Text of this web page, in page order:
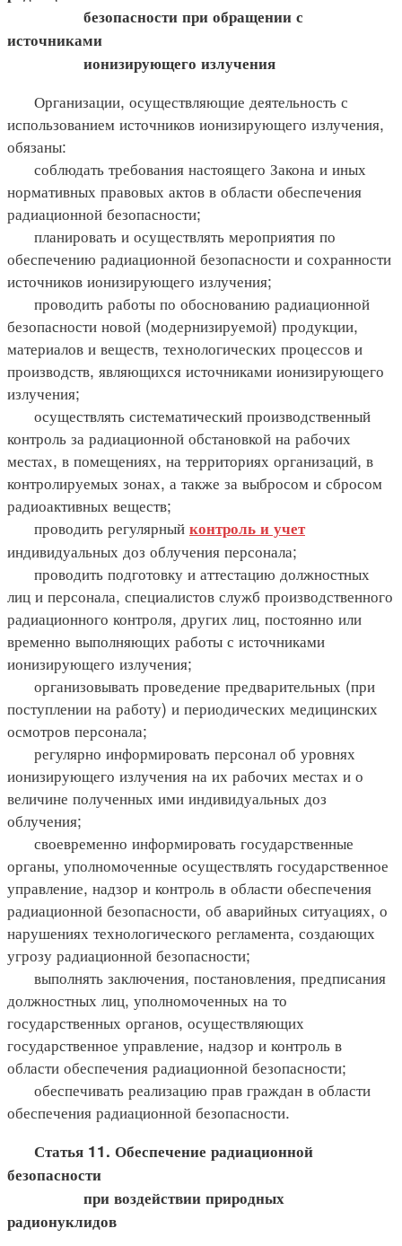
безопасности при обращении с
источниками
ионизирующего излучения
Организации, осуществляющие деятельность с
использованием источников ионизирующего излучения,
обязаны:
соблюдать требования настоящего Закона и иных
нормативных правовых актов в области обеспечения
радиационной безопасности;
планировать и осуществлять мероприятия по
обеспечению радиационной безопасности и сохранности
источников ионизирующего излучения;
проводить работы по обоснованию радиационной
безопасности новой (модернизируемой) продукции,
материалов и веществ, технологических процессов и
производств, являющихся источниками ионизирующего
излучения;
осуществлять систематический производственный
контроль за радиационной обстановкой на рабочих
местах, в помещениях, на территориях организаций, в
контролируемых зонах, а также за выбросом и сбросом
радиоактивных веществ;
проводить регулярный контроль и учет
индивидуальных доз облучения персонала;
проводить подготовку и аттестацию должностных
лиц и персонала, специалистов служб производственного
радиационного контроля, других лиц, постоянно или
временно выполняющих работы с источниками
ионизирующего излучения;
организовывать проведение предварительных (при
поступлении на работу) и периодических медицинских
осмотров персонала;
регулярно информировать персонал об уровнях
ионизирующего излучения на их рабочих местах и о
величине полученных ими индивидуальных доз
облучения;
своевременно информировать государственные
органы, уполномоченные осуществлять государственное
управление, надзор и контроль в области обеспечения
радиационной безопасности, об аварийных ситуациях, о
нарушениях технологического регламента, создающих
угрозу радиационной безопасности;
выполнять заключения, постановления, предписания
должностных лиц, уполномоченных на то
государственных органов, осуществляющих
государственное управление, надзор и контроль в
области обеспечения радиационной безопасности;
обеспечивать реализацию прав граждан в области
обеспечения радиационной безопасности.
Статья 11. Обеспечение радиационной
безопасности
при воздействии природных
радионуклидов